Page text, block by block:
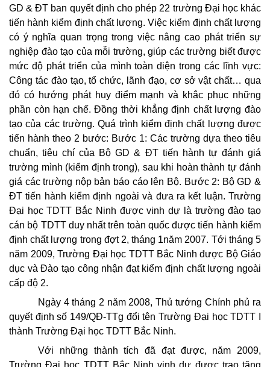
GD & ĐT ban quyết định cho phép 22 trường Đại học khác
tiến hành kiểm định chất lượng. Việc kiểm định chất lượng
có ý nghĩa quan trọng trong việc nâng cao phát triển sự
nghiệp đào tạo của mỗi trường, giúp các trường biết được
mức độ phát triển của mình toàn diện trong các lĩnh vực:
Công tác đào tạo, tổ chức, lãnh đạo, cơ sở vật chất… qua
đó có hướng phát huy điểm mạnh và khắc phục những
phần còn hạn chế. Đồng thời khẳng định chất lượng đào
tạo của các trường. Quá trình kiểm định chất lượng được
tiến hành theo 2 bước: Bước 1: Các trường dựa theo tiêu
chuẩn, tiêu chí của Bộ GD & ĐT tiến hành tự đánh giá
trường mình (kiểm định trong), sau khi hoàn thành tự đánh
giá các trường nộp bản báo cáo lên Bộ. Bước 2: Bộ GD &
ĐT tiến hành kiểm định ngoài và đưa ra kết luận. Trường
Đại học TDTT Bắc Ninh được vinh dự là trường đào tạo
cán bộ TDTT duy nhất trên toàn quốc được tiến hành kiểm
định chất lượng trong đợt 2, tháng 1năm 2007. Tới tháng 5
năm 2009, Trường Đại học TDTT Bắc Ninh được Bộ Giáo
dục và Đào tạo công nhận đạt kiểm định chất lượng ngoài
cấp độ 2.
Ngày 4 tháng 2 năm 2008, Thủ tướng Chính phủ ra
quyết định số 149/QĐ-TTg đổi tên Trường Đại học TDTT I
thành Trường Đại học TDTT Bắc Ninh.
Với những thành tích đã đạt được, năm 2009,
Trường Đại học TDTT Bắc Ninh vinh dự được trao tặng